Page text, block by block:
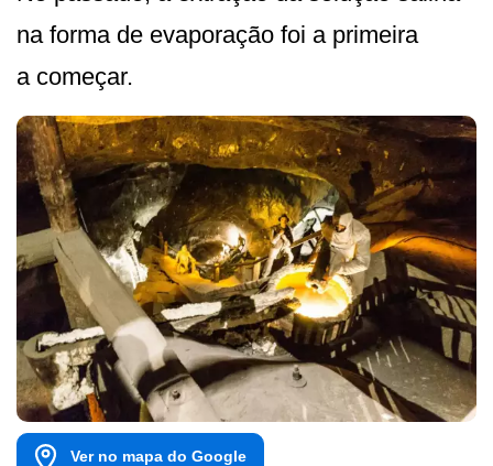
na forma de evaporação foi a primeira
a começar.
Ver no mapa do Google